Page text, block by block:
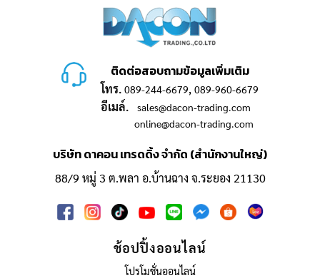
ติดต่อสอบถามข้อมูลเพิ่มเติม
โทร. 089-244-6679, 089-960-6679
อีเมล์.
sales@dacon-trading.com
online@dacon-trading.com
บริษัท ดาคอน เทรดดิ้ง จำกัด (สำนักงานใหญ่)
88/9 หมู่ 3 ต.พลา อ.บ้านฉาง จ.ระยอง 21130
ช้อปปิ้งออนไลน์
โปรโมชั่นออนไลน์